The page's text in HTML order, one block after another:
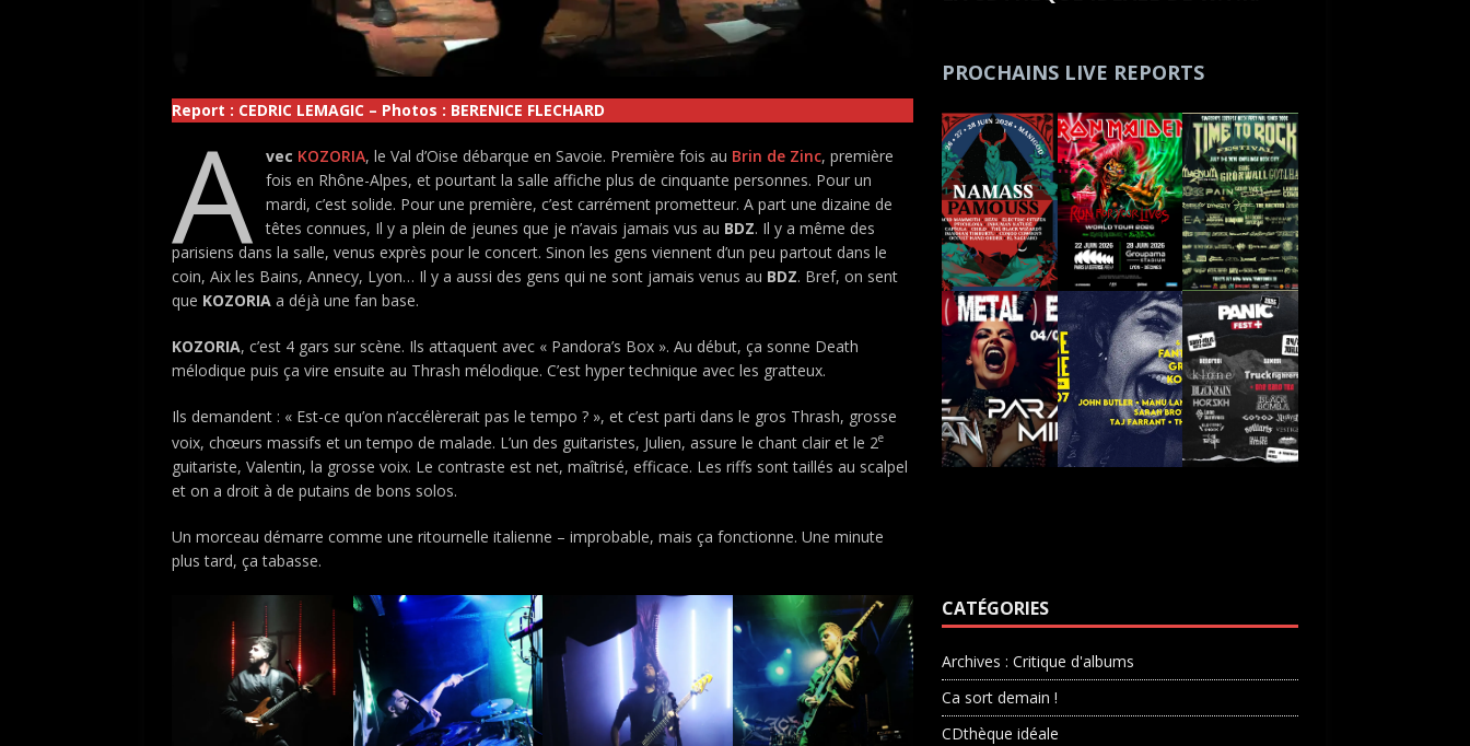
Report : CEDRIC LEMAGIC – Photos : BERENICE FLECHARD
A vec KOZORIA, le Val d’Oise débarque en Savoie. Première fois au Brin de Zinc, première
fois en Rhône-Alpes, et pourtant la salle affiche plus de cinquante personnes. Pour un
mardi, c’est solide. Pour une première, c’est carrément prometteur. A part une dizaine de
têtes connues, Il y a plein de jeunes que je n’avais jamais vus au BDZ. Il y a même des
parisiens dans la salle, venus exprès pour le concert. Sinon les gens viennent d’un peu partout dans le
coin, Aix les Bains, Annecy, Lyon… Il y a aussi des gens qui ne sont jamais venus au BDZ. Bref, on sent
que KOZORIA a déjà une fan base.
KOZORIA, c’est 4 gars sur scène. Ils attaquent avec « Pandora’s Box ». Au début, ça sonne Death
mélodique puis ça vire ensuite au Thrash mélodique. C’est hyper technique avec les gratteux.
Ils demandent : « Est-ce qu’on n’accélèrerait pas le tempo ? », et c’est parti dans le gros Thrash, grosse
voix, chœurs massifs et un tempo de malade. L’un des guitaristes, Julien, assure le chant clair et le 2e
guitariste, Valentin, la grosse voix. Le contraste est net, maîtrisé, efficace. Les riffs sont taillés au scalpel
et on a droit à de putains de bons solos.
Un morceau démarre comme une ritournelle italienne – improbable, mais ça fonctionne. Une minute
plus tard, ça tabasse.
PROCHAINS LIVE REPORTS
CATÉGORIES
Archives : Critique d'albums
Ca sort demain !
CDthèque idéale